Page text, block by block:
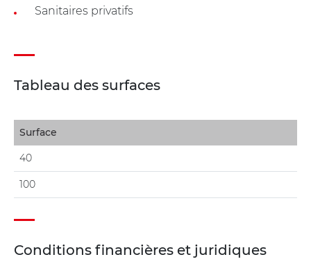
Sanitaires privatifs
Tableau des surfaces
Surface
40
100
Conditions financières et juridiques